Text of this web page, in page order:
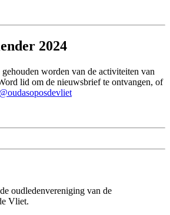
2024
worden van de activiteiten van
lid om de nieuwsbrief te ontvangen, of
@oudasoposdevliet
oudledenvereniging van de
Vliet.